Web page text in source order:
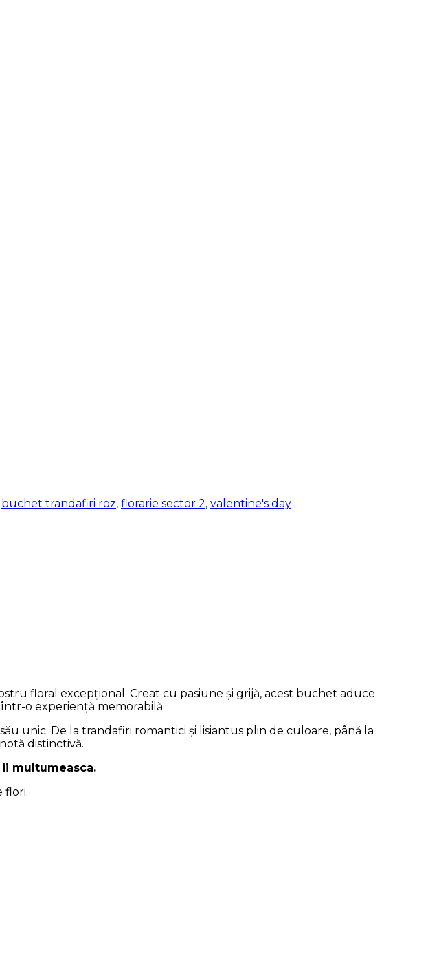
buchet trandafiri roz, florarie sector 2, valentine's day
floral excepțional. Creat cu pasiune și grijă, acest buchet aduce
o experiență memorabilă.
unic. De la trandafiri romantici și lisiantus plin de culoare, până la
distinctivă.
multumeasca.
flori.